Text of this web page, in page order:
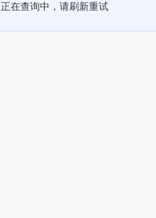
正在查询中，请刷新重试